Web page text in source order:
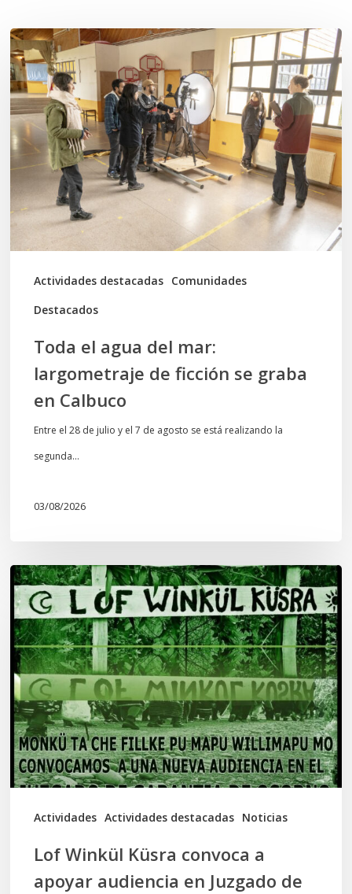
Actividades destacadas Comunidades
Destacados
Toda
el
agua
del
mar:
largometraje
de
ficción
se
graba
Toda el agua del mar:
largometraje de ficción se graba
en Calbuco
Entre el 28 de julio y el 7 de agosto se está realizando la
segunda…
03/08/2026
Actividades Actividades destacadas Noticias
Lof
Winkül
Küsra
convoca
a
apoyar
audiencia
en
Juzgado
Lof Winkül Küsra convoca a
apoyar audiencia en Juzgado de